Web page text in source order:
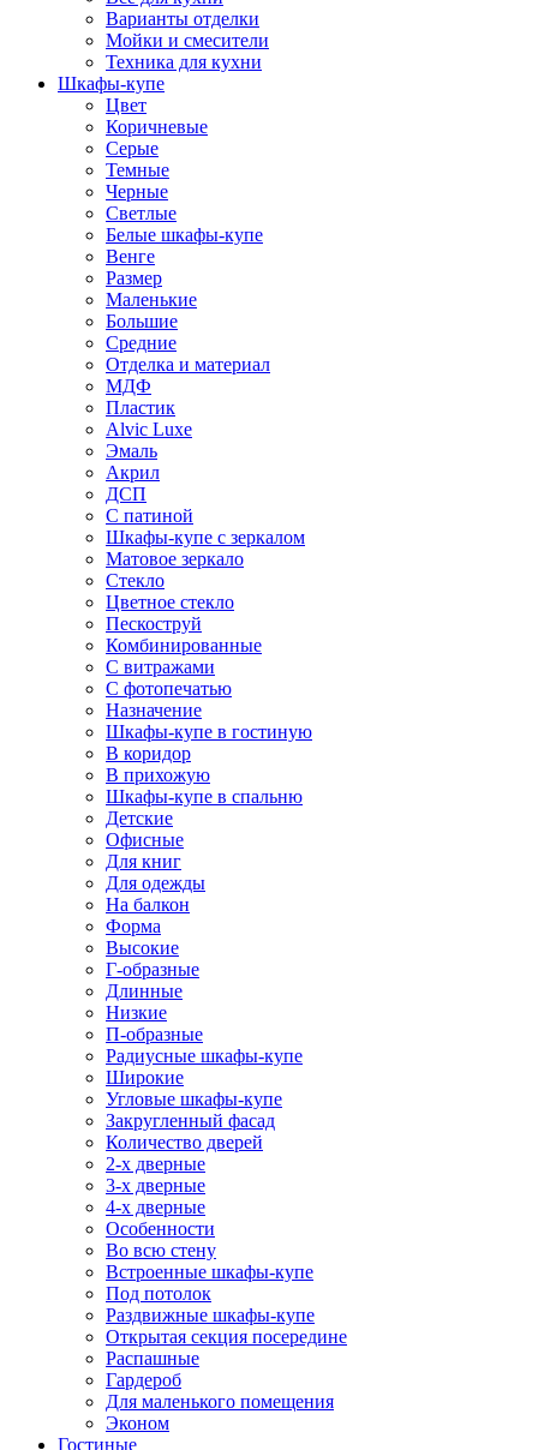
Варианты отделки
Мойки и смесители
Техника для кухни
Шкафы-купе
Цвет
Коричневые
Серые
Темные
Черные
Светлые
Белые шкафы-купе
Венге
Размер
Маленькие
Большие
Средние
Отделка и материал
МДФ
Пластик
Alvic Luxe
Эмаль
Акрил
ДСП
С патиной
Шкафы-купе с зеркалом
Матовое зеркало
Стекло
Цветное стекло
Пескоструй
Комбинированные
С витражами
С фотопечатью
Назначение
Шкафы-купе в гостиную
В коридор
В прихожую
Шкафы-купе в спальню
Детские
Офисные
Для книг
Для одежды
На балкон
Форма
Высокие
Г-образные
Длинные
Низкие
П-образные
Радиусные шкафы-купе
Широкие
Угловые шкафы-купе
Закругленный фасад
Количество дверей
2-х дверные
3-х дверные
4-х дверные
Особенности
Во всю стену
Встроенные шкафы-купе
Под потолок
Раздвижные шкафы-купе
Открытая секция посередине
Распашные
Гардероб
Для маленького помещения
Эконом
Гостиные